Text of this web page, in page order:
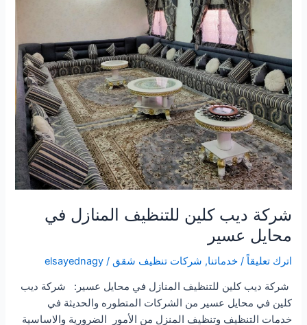
شركة ديب كلين للتنظيف المنازل في
محايل عسير
اترك تعليقاً /خدماتنا, شركات تنظيف شقق /
elsayednagy
شركة ديب كلين للتنظيف المنازل في محايل عسير: شركة ديب
كلين في محايل عسير من الشركات المتطوره والحديثة في
خدمات التنظيف وتنظيف المنزل من الأمور الضرورية والاساسية